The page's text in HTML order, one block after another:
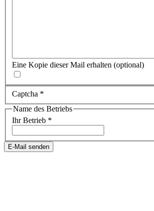
Eine Kopie dieser Mail erhalten (optional)
Captcha *
Name des Betriebs
Ihr Betrieb *
E-Mail senden